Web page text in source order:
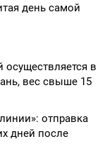
день самой
осуществляется в
вес свыше 15
отправка
дней после